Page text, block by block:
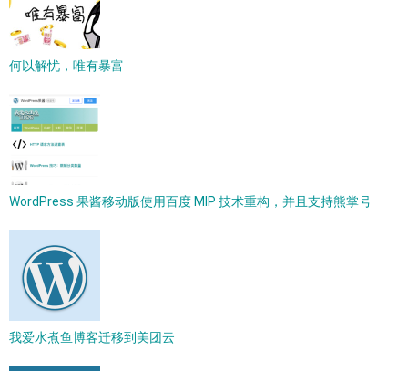
何以解忧，唯有暴富
WordPress 果酱移动版使用百度 MIP 技术重构，并且支持熊掌号
我爱水煮鱼博客迁移到美团云